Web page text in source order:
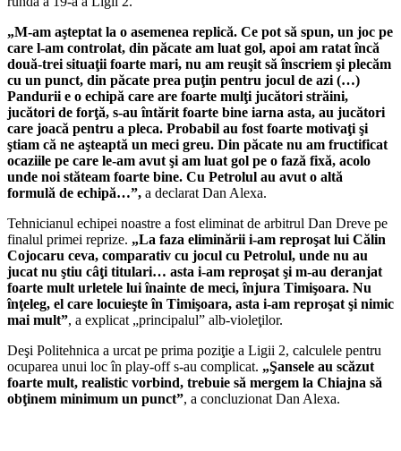
„M-am aşteptat la o asemenea replică. Ce pot să spun, un joc pe
care l-am controlat, din păcate am luat gol, apoi am ratat încă
două-trei situaţii foarte mari, nu am reuşit să înscriem şi plecăm
cu un punct, din păcate prea puţin pentru jocul de azi (…)
Pandurii e o echipă care are foarte mulţi jucători străini,
jucători de forţă, s-au întărit foarte bine iarna asta, au jucători
care joacă pentru a pleca. Probabil au fost foarte motivaţi şi
ştiam că ne aşteaptă un meci greu. Din păcate nu am fructificat
ocaziile pe care le-am avut şi am luat gol pe o fază fixă, acolo
unde noi stăteam foarte bine. Cu Petrolul au avut o altă
formulă de echipă…”, a declarat Dan Alexa.
Tehnicianul echipei noastre a fost eliminat de arbitrul Dan Dreve pe
finalul primei reprize. „La faza eliminării i-am reproşat lui Călin
Cojocaru ceva, comparativ cu jocul cu Petrolul, unde nu au
jucat nu ştiu câţi titulari… asta i-am reproşat şi m-au deranjat
foarte mult urletele lui înainte de meci, înjura Timişoara. Nu
înţeleg, el care locuieşte în Timişoara, asta i-am reproşat şi nimic
mai mult”, a explicat „principalul” alb-violeţilor.
Deşi Politehnica a urcat pe prima poziţie a Ligii 2, calculele pentru
ocuparea unui loc în play-off s-au complicat. „Şansele au scăzut
foarte mult, realistic vorbind, trebuie să mergem la Chiajna să
obţinem minimum un punct”, a concluzionat Dan Alexa.